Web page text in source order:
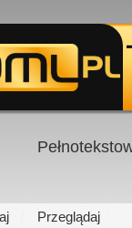
Przeglądaj